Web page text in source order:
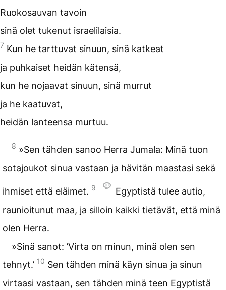
Ruokosauvan tavoin
sinä olet tukenut israelilaisia.
7 Kun he tarttuvat sinuun, sinä katkeat
ja puhkaiset heidän kätensä,
kun he nojaavat sinuun, sinä murrut
ja he kaatuvat,
heidän lanteensa murtuu.
8 »Sen tähden sanoo Herra Jumala: Minä tuon
sotajoukot sinua vastaan ja hävitän maastasi sekä
ihmiset että eläimet. 9
Egyptistä tulee autio,
raunioitunut maa, ja silloin kaikki tietävät, että minä
olen Herra.
»Sinä sanot: ’Virta on minun, minä olen sen
tehnyt.’ 10 Sen tähden minä käyn sinua ja sinun
virtaasi vastaan, sen tähden minä teen Egyptistä